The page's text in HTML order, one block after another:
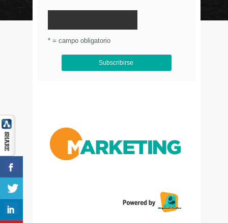
* = campo obligatorio
© Circulo Marketing 2016. Todos los derechos
reservados.
Aviso de Privacidad